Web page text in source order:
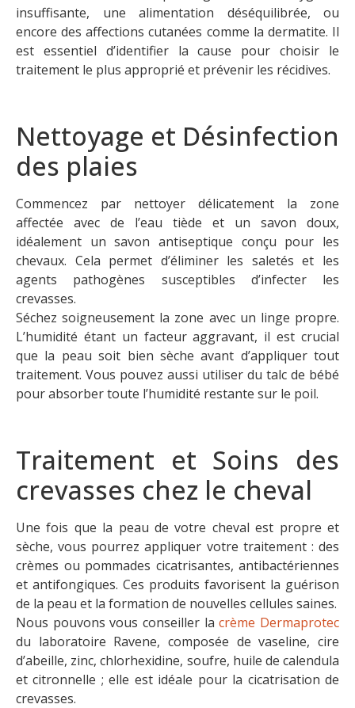
insuffisante, une alimentation déséquilibrée, ou
encore des affections cutanées comme la dermatite. Il
est essentiel d’identifier la cause pour choisir le
traitement le plus approprié et prévenir les récidives.
Nettoyage et Désinfection
des plaies
Commencez par nettoyer délicatement la zone
affectée avec de l’eau tiède et un savon doux,
idéalement un savon antiseptique conçu pour les
chevaux. Cela permet d’éliminer les saletés et les
agents pathogènes susceptibles d’infecter les
crevasses.
Séchez soigneusement la zone avec un linge propre.
L’humidité étant un facteur aggravant, il est crucial
que la peau soit bien sèche avant d’appliquer tout
traitement. Vous pouvez aussi utiliser du talc de bébé
pour absorber toute l’humidité restante sur le poil.
Traitement et Soins des
crevasses chez le cheval
Une fois que la peau de votre cheval est propre et
sèche, vous pourrez appliquer votre traitement : des
crèmes ou pommades cicatrisantes, antibactériennes
et antifongiques. Ces produits favorisent la guérison
de la peau et la formation de nouvelles cellules saines.
Nous pouvons vous conseiller lacrème Dermaprotec
du laboratoire Ravene, composée de vaseline, cire
d’abeille, zinc, chlorhexidine, soufre, huile de calendula
et citronnelle ; elle est idéale pour la cicatrisation de
crevasses.